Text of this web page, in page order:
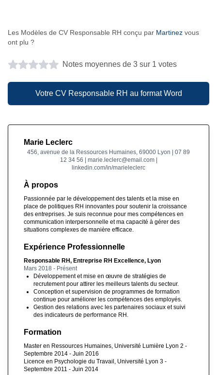
Les Modèles de CV Responsable RH conçu par Martinez vous
ont plu ?
Notes moyennes de 3 sur 1 votes
Votre CV Responsable RH au format Word
Marie Leclerc
456, avenue de la Ressources Humaines, 69000 Lyon | 07 89
12 34 56 | marie.leclerc@email.com |
linkedin.com/in/marieleclerc
À propos
Passionnée par le développement des talents et la mise en
place de politiques RH innovantes pour soutenir la croissance
des entreprises. Je suis reconnue pour mes compétences en
communication interpersonnelle et ma capacité à gérer des
situations complexes de manière efficace.
Expérience Professionnelle
Responsable RH, Entreprise RH Excellence, Lyon
Mars 2018 - Présent
Développement et mise en œuvre de stratégies de
recrutement pour attirer les meilleurs talents du secteur.
Conception et supervision de programmes de formation
continue pour améliorer les compétences des employés.
Gestion des relations avec les partenaires sociaux et suivi
des indicateurs de performance RH.
Formation
Master en Ressources Humaines, Université Lumière Lyon 2 -
Septembre 2014 - Juin 2016
Licence en Psychologie du Travail, Université Lyon 3 -
Septembre 2011 - Juin 2014